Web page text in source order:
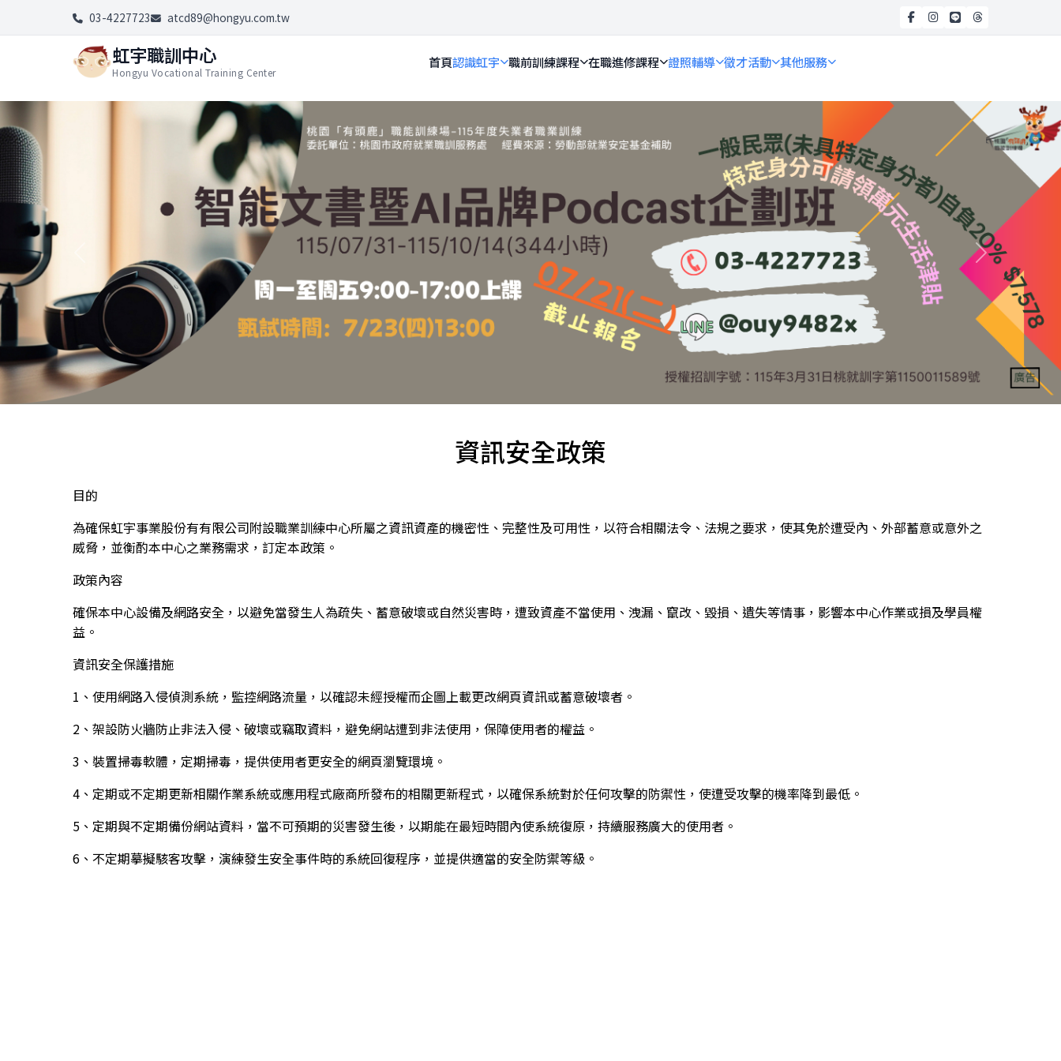
03-4227723 atcd89@hongyu.com.tw
虹宇職訓中心
Hongyu Vocational Training Center
首頁認識虹宇 職前訓練課程 在職進修課程 證照輔導 徵才活動 其他服務
資訊安全政策
目的
為確保虹宇事業股份有有限公司附設職業訓練中心所屬之資訊資產的機密性、完整性及可用性，以符合相關法令、法規之要求，使其免於遭受內、外部蓄意或意外之
威脅，並衡酌本中心之業務需求，訂定本政策。
政策內容
確保本中心設備及網路安全，以避免當發生人為疏失、蓄意破壞或自然災害時，遭致資產不當使用、洩漏、竄改、毀損、遺失等情事，影響本中心作業或損及學員權
益。
資訊安全保護措施
1、使用網路入侵偵測系統，監控網路流量，以確認未經授權而企圖上載更改網頁資訊或蓄意破壞者。
2、架設防火牆防止非法入侵、破壞或竊取資料，避免網站遭到非法使用，保障使用者的權益。
3、裝置掃毒軟體，定期掃毒，提供使用者更安全的網頁瀏覽環境。
4、定期或不定期更新相關作業系統或應用程式廠商所發布的相關更新程式，以確保系統對於任何攻擊的防禦性，使遭受攻擊的機率降到最低。
5、定期與不定期備份網站資料，當不可預期的災害發生後，以期能在最短時間內使系統復原，持續服務廣大的使用者。
6、不定期摹擬駭客攻擊，演練發生安全事件時的系統回復程序，並提供適當的安全防禦等級。